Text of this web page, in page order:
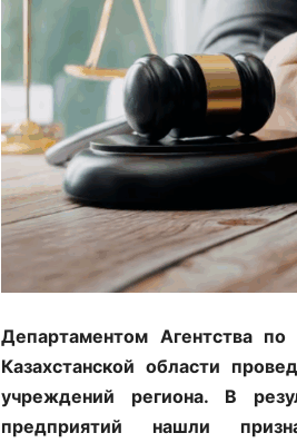
Департаментом Агентства
Казахстанской области
учреждений региона. В
предприятий нашли